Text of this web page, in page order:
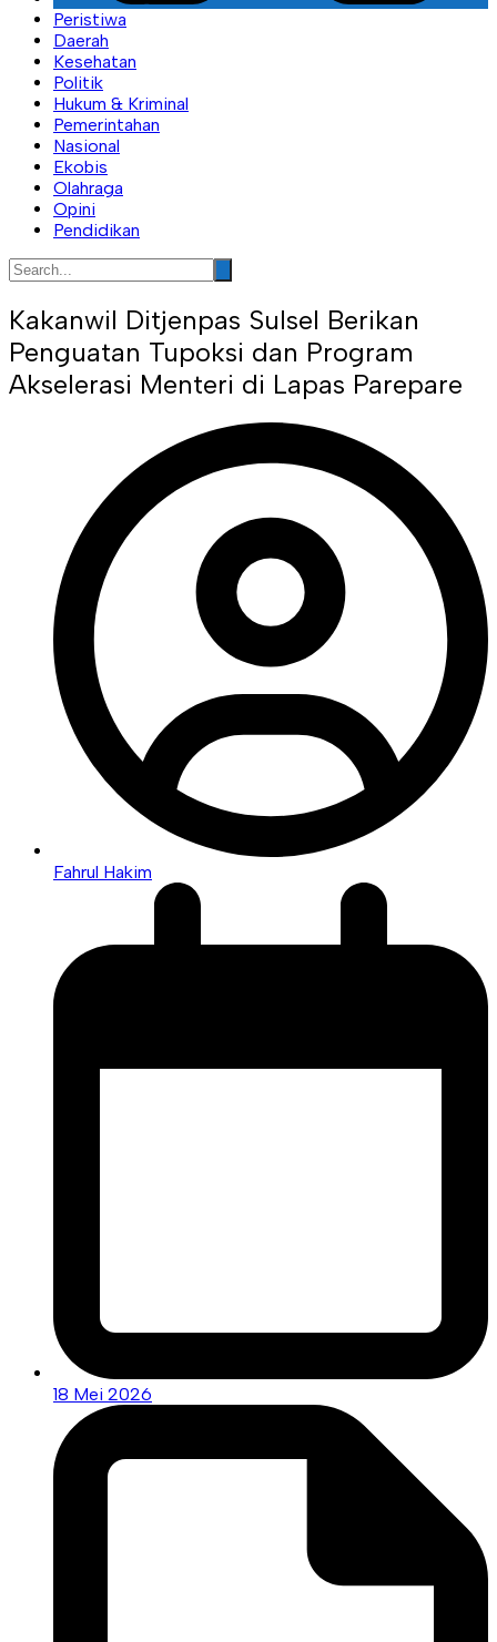
Peristiwa
Daerah
Kesehatan
Politik
Hukum & Kriminal
Pemerintahan
Nasional
Ekobis
Olahraga
Opini
Pendidikan
Kakanwil Ditjenpas Sulsel Berikan
Penguatan Tupoksi dan Program
Akselerasi Menteri di Lapas Parepare
Fahrul Hakim
18 Mei 2026